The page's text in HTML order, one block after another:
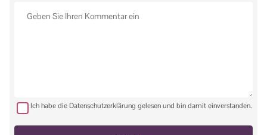
Ich habe die Datenschutzerklärung gelesen und bin damit einverstanden.